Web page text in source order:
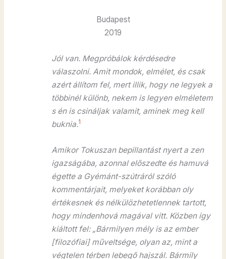
Budapest
2019
Jól van. Megpróbálok kérdésedre
válaszolni. Amit mondok, elmélet, és csak
azért állítom fel, mert illik, hogy ne legyek a
többinél különb, nekem is legyen elméletem
s én is csináljak valamit, aminek meg kell
buknia.1
Amikor Tokuszan bepillantást nyert a zen
igazságába, azonnal előszedte és hamuvá
égette a Gyémánt-szútráról szóló
kommentárjait, melyeket korábban oly
értékesnek és nélkülözhetetlennek tartott,
hogy mindenhová magával vitt. Közben így
kiáltott fel: „Bármilyen mély is az ember
[filozófiai] műveltsége, olyan az, mint a
végtelen térben lebegő hajszál. Bármily